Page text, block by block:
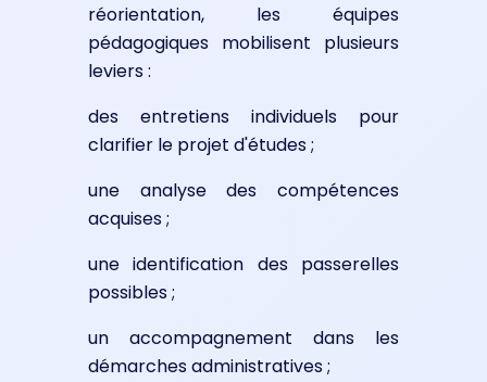
réorientation, les équipes
pédagogiques mobilisent plusieurs
leviers :
des entretiens individuels pour
clarifier le projet d'études ;
une analyse des compétences
acquises ;
une identification des passerelles
possibles ;
un accompagnement dans les
démarches administratives ;